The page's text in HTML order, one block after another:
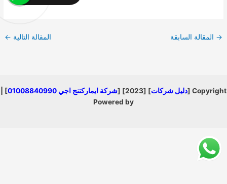
→ المقالة السابقة المقالة التالية ←
Copyright [ دليل شركات] [2023] [ شركة ايماركتنج اجي 01008840990
] |
Powered by